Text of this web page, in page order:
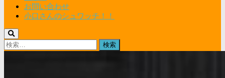
お問い合わせ
小口さんのシュワッチ！！
検
索: